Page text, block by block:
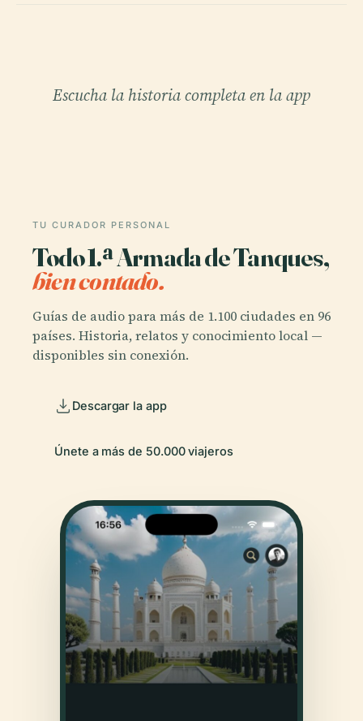
Escucha la historia completa en la app
TU CURADOR PERSONAL
Todo 1.ª Armada de Tanques,
bien contado.
Guías de audio para más de 1.100 ciudades en 96
países. Historia, relatos y conocimiento local —
disponibles sin conexión.
Descargar la app
Únete a más de 50.000 viajeros